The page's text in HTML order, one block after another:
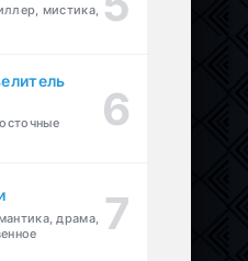
мистика,
драма,